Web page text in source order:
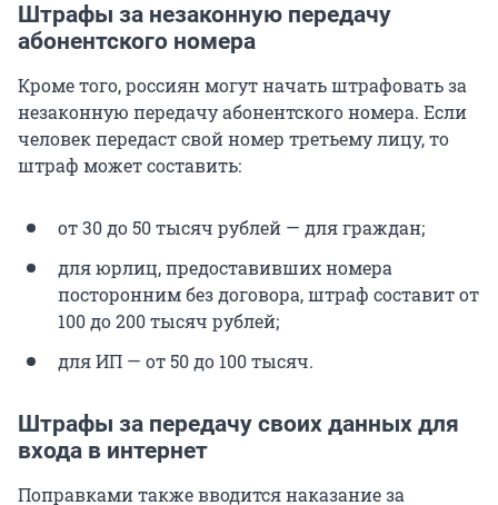
Штрафы за незаконную передачу
абонентского номера
Кроме того, россиян могут начать штрафовать за
незаконную передачу абонентского номера. Если
человек передаст свой номер третьему лицу, то
штраф может составить:
от 30 до 50 тысяч рублей — для граждан;
для юрлиц, предоставивших номера
посторонним без договора, штраф составит от
100 до 200 тысяч рублей;
для ИП — от 50 до 100 тысяч.
Штрафы за передачу своих данных для
входа в интернет
Поправками также вводится наказание за